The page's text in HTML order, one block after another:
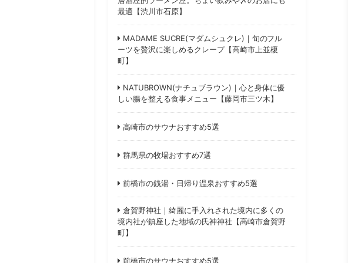
最適【渋川市石原】
MADAME SUCRE(マダムシュクレ)｜旬のフル
ーツを贅沢に楽しめるクレープ【高崎市上並榎
町】
NATUBROWN(ナチュブラウン)｜心と身体に優
しい腸を整える食事メニュー【藤岡市三ツ木】
高崎市のサウナおすすめ5選
群馬県の牧場おすすめ7選
前橋市の銭湯・日帰り温泉おすすめ5選
倉賀野神社｜綺麗に手入れされた境内に多くの
境内社が鎮座した地域の氏神神社【高崎市倉賀野
町】
前橋市のサウナおすすめ5選